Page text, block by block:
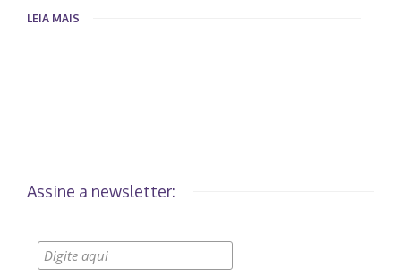
LEIA MAIS
Assine a newsletter: